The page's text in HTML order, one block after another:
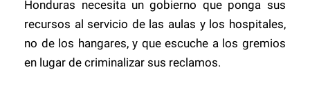
Honduras necesita un gobierno que ponga sus
recursos al servicio de las aulas y los hospitales,
no de los hangares, y que escuche a los gremios
en lugar de criminalizar sus reclamos.